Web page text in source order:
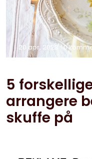
20 apr, 2023 0
5
arrangere
skuffe på